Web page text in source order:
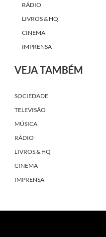
RÁDIO
LIVROS & HQ
CINEMA
IMPRENSA
VEJA TAMBÉM
SOCIEDADE
TELEVISÃO
MÚSICA
RÁDIO
LIVROS & HQ
CINEMA
IMPRENSA